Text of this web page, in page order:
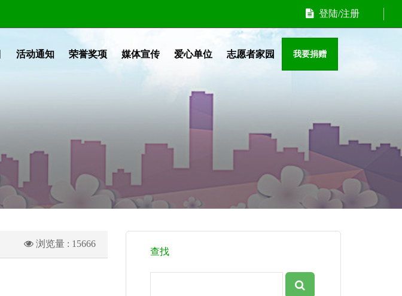
登陆/注册
活动通知 荣誉奖项 媒体宣传 爱心单位 志愿者家园 我要捐赠
浏览量 : 15666
查找